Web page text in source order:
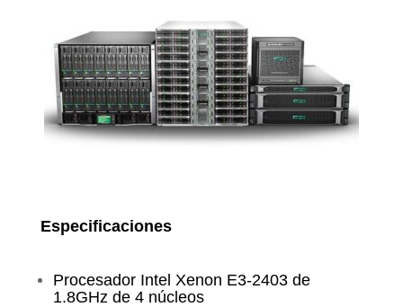
Especificaciones
Procesador Intel Xenon E3-2403 de
1.8GHz de 4 núcleos